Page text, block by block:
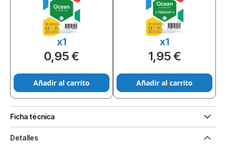
x1
0,95 €
Añadir al carrito
x1
1,95 €
Añadir al carrito
Ficha técnica
Detalles